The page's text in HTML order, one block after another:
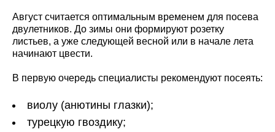
Август считается оптимальным временем для посева
двулетников. До зимы они формируют розетку
листьев, а уже следующей весной или в начале лета
начинают цвести.
В первую очередь специалисты рекомендуют посеять:
виолу (анютины глазки);
турецкую гвоздику;